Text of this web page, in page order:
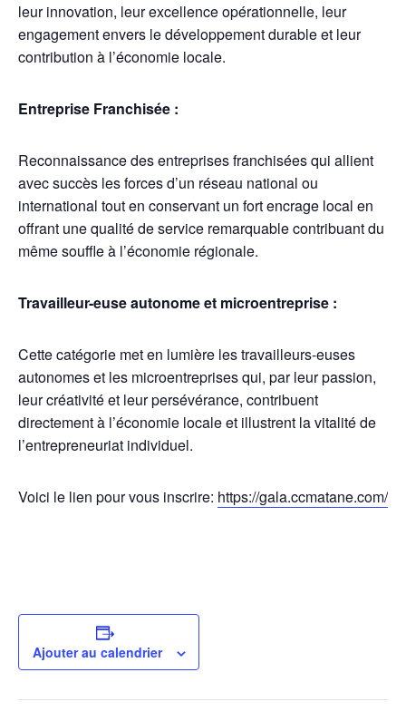
leur innovation, leur excellence opérationnelle, leur
engagement envers le développement durable et leur
contribution à l’économie locale.
Entreprise Franchisée :
Reconnaissance des entreprises franchisées qui allient
avec succès les forces d’un réseau national ou
international tout en conservant un fort encrage local en
offrant une qualité de service remarquable contribuant du
même souffle à l’économie régionale.
Travailleur-euse autonome et microentreprise :
Cette catégorie met en lumière les travailleurs-euses
autonomes et les microentreprises qui, par leur passion,
leur créativité et leur persévérance, contribuent
directement à l’économie locale et illustrent la vitalité de
l’entrepreneuriat individuel.
Voici le lien pour vous inscrire: https://gala.ccmatane.com/
Ajouter au calendrier